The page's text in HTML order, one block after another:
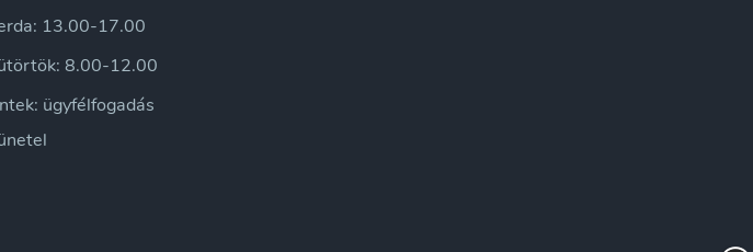
13.00-17.00
8.00-12.00
ügyfélfogadás